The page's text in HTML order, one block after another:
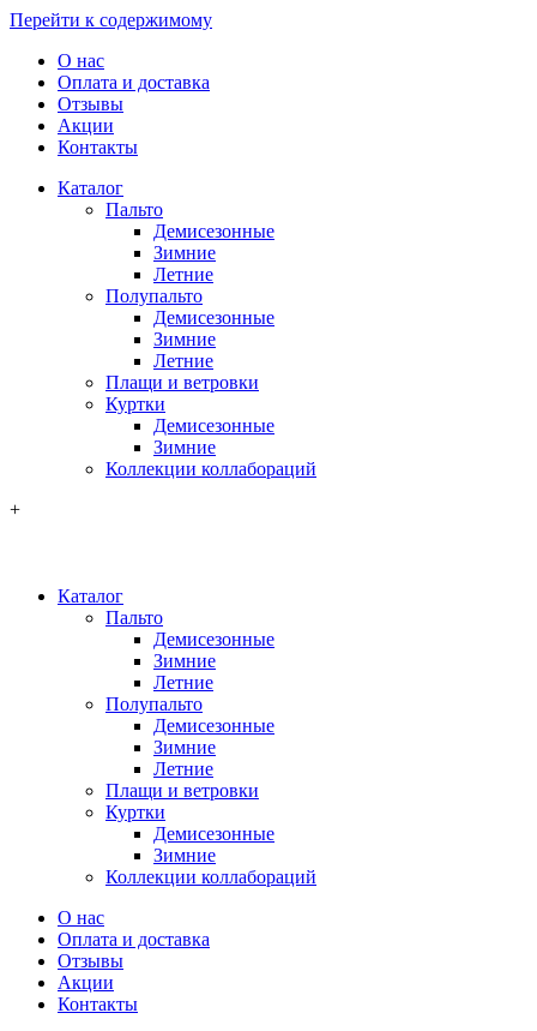
Перейти к содержимому
О нас
Оплата и доставка
Отзывы
Акции
Контакты
Каталог
Пальто
Демисезонные
Зимние
Летние
Полупальто
Демисезонные
Зимние
Летние
Плащи и ветровки
Куртки
Демисезонные
Зимние
Коллекции коллабораций
+
Каталог
Пальто
Демисезонные
Зимние
Летние
Полупальто
Демисезонные
Зимние
Летние
Плащи и ветровки
Куртки
Демисезонные
Зимние
Коллекции коллабораций
О нас
Оплата и доставка
Отзывы
Акции
Контакты